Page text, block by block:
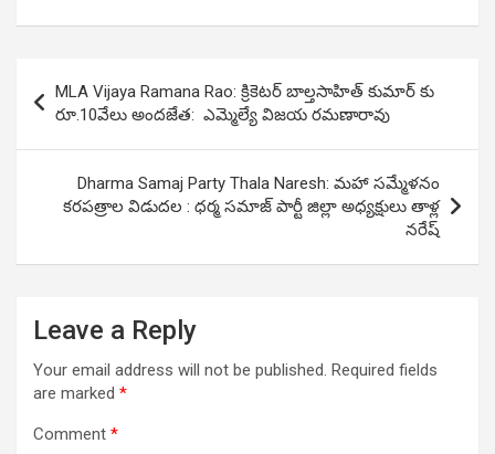
navigation
MLA Vijaya Ramana Rao: క్రికెటర్ బాల్తసాహిత్ కుమార్ కు
రూ.10వేలు అంద‌జేత‌: ఎమ్మెల్యే విజయ రమణారావు
Dharma Samaj Party Thala Naresh: మహా సమ్మేళనం
కరపత్రాల విడుద‌ల : ధర్మ సమాజ్ పార్టీ జిల్లా అధ్యక్షులు తాళ్ల
నరేష్
Leave a Reply
Your email address will not be published. Required fields
are marked *
Comment *